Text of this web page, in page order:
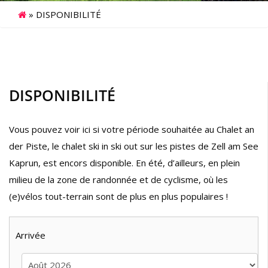
» DISPONIBILITÉ
DISPONIBILITÉ
Vous pouvez voir ici si votre période souhaitée au Chalet an
der Piste, le chalet ski in ski out sur les pistes de Zell am See
Kaprun, est encors disponible. En été, d’ailleurs, en plein
milieu de la zone de randonnée et de cyclisme, où les
(e)vélos tout-terrain sont de plus en plus populaires !
Arrivée